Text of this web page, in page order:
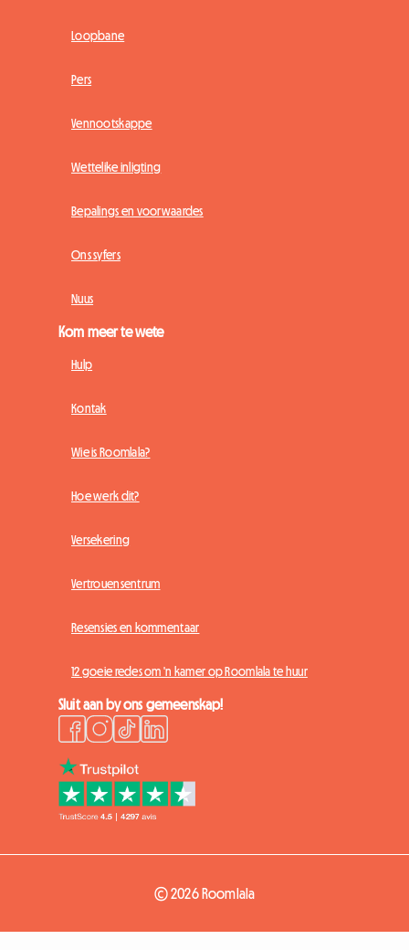
Loopbane
Pers
Vennootskappe
Wettelike inligting
Bepalings en voorwaardes
Ons syfers
Nuus
Kom meer te wete
Hulp
Kontak
Wie is Roomlala?
Hoe werk dit?
Versekering
Vertrouensentrum
Resensies en kommentaar
12 goeie redes om 'n kamer op Roomlala te huur
Sluit aan by ons gemeenskap!
© 2026 Roomlala